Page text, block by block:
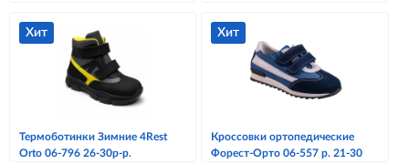
Хит
Термоботинки Зимние 4Rest
Orto 06-796 26-30р-р.
Хит
Кроссовки ортопедические
Форест-Орто 06-557 р. 21-30